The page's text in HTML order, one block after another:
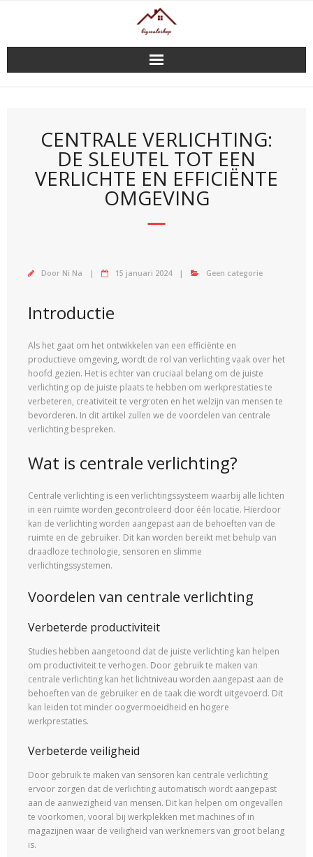
CENTRALE VERLICHTING:
DE SLEUTEL TOT EEN
VERLICHTE EN EFFICIËNTE
OMGEVING
Door Ni Na 15 januari 2024 Geen categorie
Introductie
Als het gaat om het ontwikkelen van een efficiënte en
productieve omgeving, wordt de rol van verlichting vaak over het
hoofd gezien. Het is echter van cruciaal belang om de juiste
verlichting op de juiste plaats te hebben om werkprestaties te
verbeteren, creativiteit te vergroten en het welzijn van mensen te
bevorderen. In dit artikel zullen we de voordelen van centrale
verlichting bespreken.
Wat is centrale verlichting?
Centrale verlichting is een verlichtingssysteem waarbij alle lichten
in een ruimte worden gecontroleerd door één locatie. Hierdoor
kan de verlichting worden aangepast aan de behoeften van de
ruimte en de gebruiker. Dit kan worden bereikt met behulp van
draadloze technologie, sensoren en slimme
verlichtingssystemen.
Voordelen van centrale verlichting
Verbeterde productiviteit
Studies hebben aangetoond dat de juiste verlichting kan helpen
om productiviteit te verhogen. Door gebruik te maken van
centrale verlichting kan het lichtniveau worden aangepast aan de
behoeften van de gebruiker en de taak die wordt uitgevoerd. Dit
kan leiden tot minder oogvermoeidheid en hogere
werkprestaties.
Verbeterde veiligheid
Door gebruik te maken van sensoren kan centrale verlichting
ervoor zorgen dat de verlichting automatisch wordt aangepast
aan de aanwezigheid van mensen. Dit kan helpen om ongevallen
te voorkomen, vooral bij werkplekken met machines of in
magazijnen waar de veiligheid van werknemers van groot belang
is.